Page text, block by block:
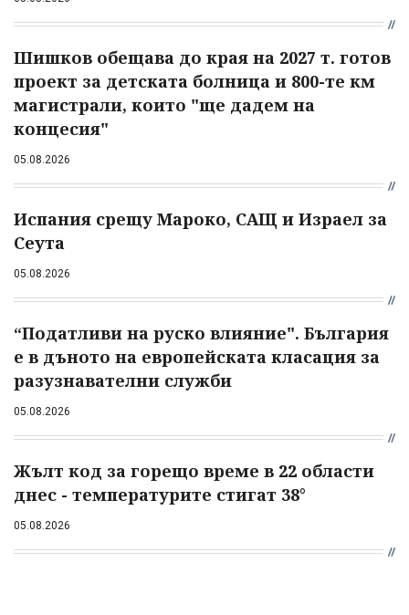
Шишков обещава до края на 2027 т. готов
проект за детската болница и 800-те км
магистрали, които "ще дадем на
концесия"
05.08.2026
Испания срещу Мароко, САЩ и Израел за
Сеута
05.08.2026
“Податливи на руско влияние". България
е в дъното на европейската класация за
разузнавателни служби
05.08.2026
Жълт код за горещо време в 22 области
днес - температурите стигат 38°
05.08.2026